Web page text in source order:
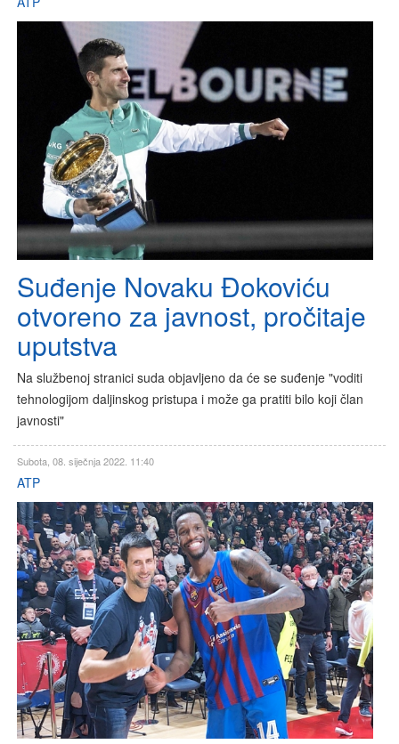
Suđenje Novaku Đokoviću
otvoreno za javnost, pročitaje
uputstva
Na službenoj stranici suda objavljeno da će se suđenje "voditi
tehnologijom daljinskog pristupa i može ga pratiti bilo koji član
javnosti"
Subota, 08. siječnja 2022. 11:40
ATP